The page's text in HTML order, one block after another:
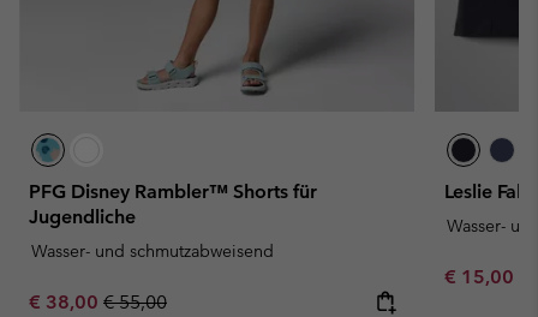
PFG Disney Rambler™ Shorts für
Jugendliche
Wasser- und schmutzabweisend
Sale price:
€ 38,00 Regular price:
€ 55,00
Leslie
Wasser-
Minimum
€ 15,00